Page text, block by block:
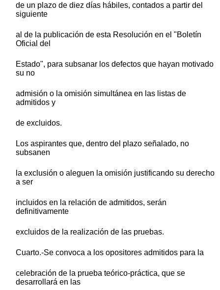
de un plazo de diez días hábiles, contados a partir del
siguiente
al de la publicación de esta Resolución en el "Boletín
Oficial del
Estado", para subsanar los defectos que hayan motivado
su no
admisión o la omisión simultánea en las listas de
admitidos y
de excluidos.
Los aspirantes que, dentro del plazo señalado, no
subsanen
la exclusión o aleguen la omisión justificando su derecho
a ser
incluidos en la relación de admitidos, serán
definitivamente
excluidos de la realización de las pruebas.
Cuarto.-Se convoca a los opositores admitidos para la
celebración de la prueba teórico-práctica, que se
desarrollará en las